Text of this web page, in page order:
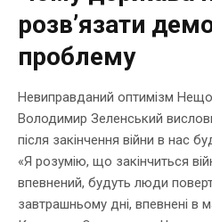
розв’язати
проблему
Невиправданий оптимізм
Володимир Зеленський
після закінчення війни в нас
«Я розумію, що закінчиться
впевнений, будуть люди
завтрашньому дні, впевнені в